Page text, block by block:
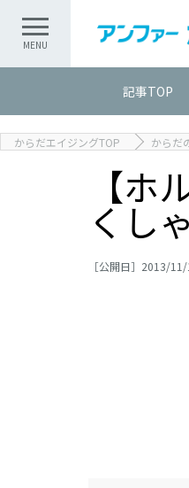
記事TOP
からだエイジングTOP からだ
【
くし
［公開日］2013/